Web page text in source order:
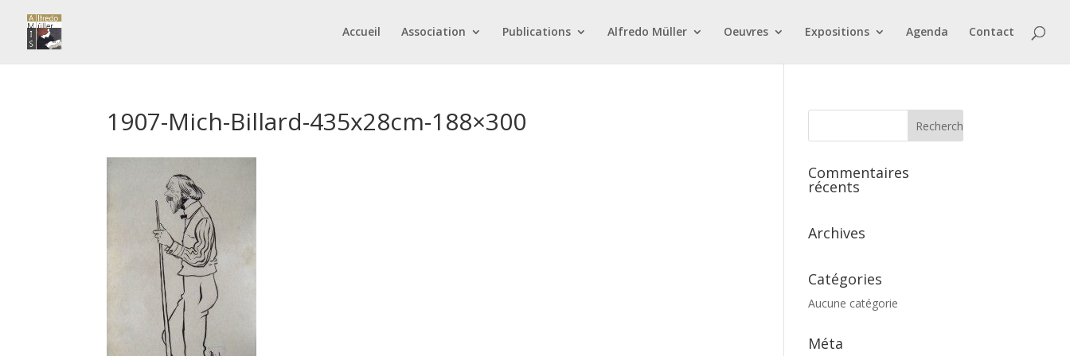
Accueil Association Publications Alfredo Müller Oeuvres Expositions Agenda Contact
1907-Mich-Billard-435x28cm-188×300
Commentaires
récents
Archives
Catégories
Aucune catégorie
Méta